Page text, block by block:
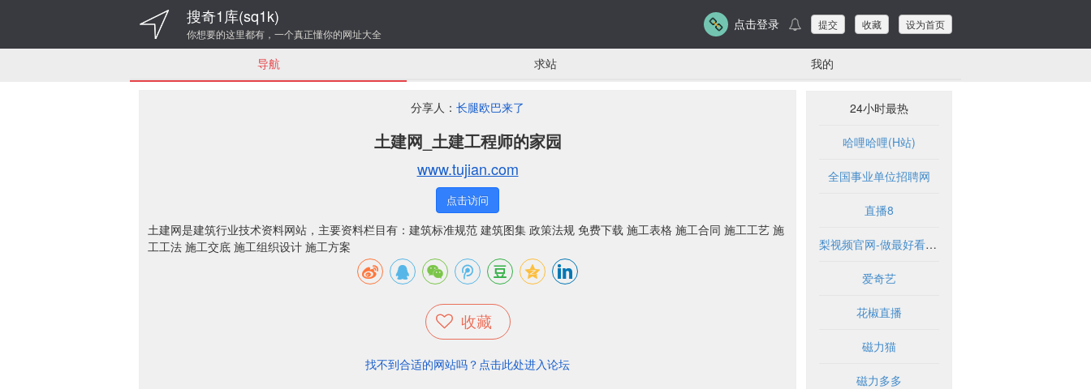
搜奇1库(sq1k)
你想要的这里都有，一个真正懂你的网址大全
点击登录 提交 收藏 设为首页
导航 求站 我的
分享人： 长腿欧巴来了
土建网_土建工程师的家园
www.tujian.com
点击访问
土建网是建筑行业技术资料网站，主要资料栏目有：建筑标准规范 建筑图集 政策法规 免费下载 施工表格 施工合同 施工工艺 施
工工法 施工交底 施工组织设计 施工方案
收藏
找不到合适的网站吗？点击此处进入论坛
24小时最热
哈哩哈哩(H站)
全国事业单位招聘网
直播8
梨视频官网-做最好看的资讯短视频-Pear Video
爱奇艺
花椒直播
磁力猫
磁力多多